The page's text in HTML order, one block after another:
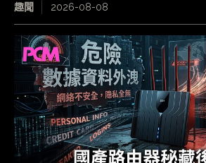
趣聞 2026-08-08